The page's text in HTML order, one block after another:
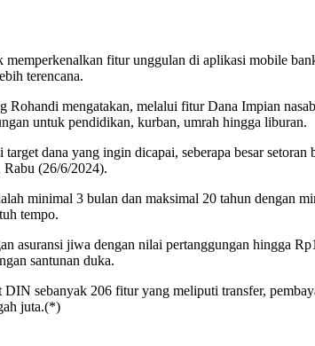
fitur unggulan di aplikasi mobile
terencana.
mengatakan, melalui fitur Dana Impian
untuk pendidikan, kurban, umrah hingga liburan.
target dana yang ingin dicapai, seberapa besar
Rabu (26/6/2024).
minimal 3 bulan dan maksimal 20 tahun dengan
tempo.
asuransi jiwa dengan nilai pertanggungan hingga
santunan duka.
sebanyak 206 fitur yang meliputi transfer,
juta.(*)